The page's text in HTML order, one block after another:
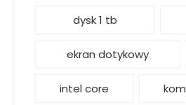
dysk 1 tb
ekran dotykowy
intel core